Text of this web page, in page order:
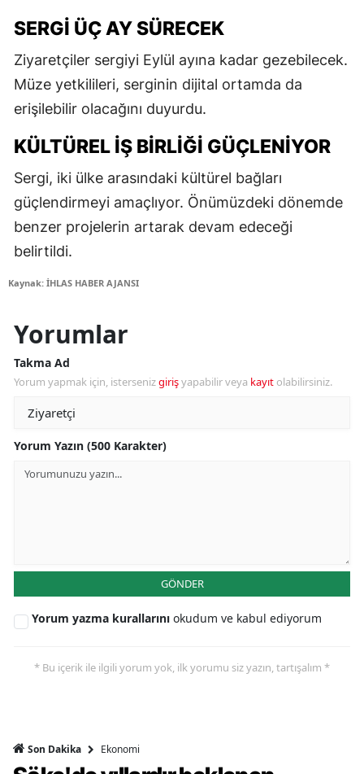
SERGI ÜÇ AY SÜRECEK
Ziyaretçiler sergiyi Eylül ayına kadar gezebilecek.
Müze yetkilileri, serginin dijital ortamda da
erişilebilir olacağını duyurdu.
KÜLTÜREL İŞ BIRLIĞI GÜÇLENIYOR
Sergi, iki ülke arasındaki kültürel bağları
güçlendirmeyi amaçlıyor. Önümüzdeki dönemde
benzer projelerin artarak devam edeceği
belirtildi.
Kaynak: İHLAS HABER AJANSI
Yorumlar
Takma Ad
Yorum yapmak için, istersenizgirişyapabilir veya kayıt olabilirsiniz.
Yorum Yazın (500 Karakter)
GÖNDER
Yorum yazma kurallarını okudum ve kabul ediyorum
* Bu içerik ile ilgili yorum yok, ilk yorumu siz yazın, tartışalım *
Son Dakika Ekonomi